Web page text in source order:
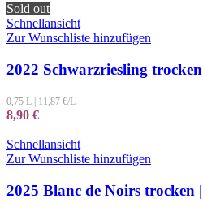
Sold out
Schnellansicht
Zur Wunschliste hinzufügen
2022 Schwarzriesling
0,75 L 11,87 €/L
8,90 €
Schnellansicht
Zur Wunschliste hinzufügen
2025 Blanc de Noirs